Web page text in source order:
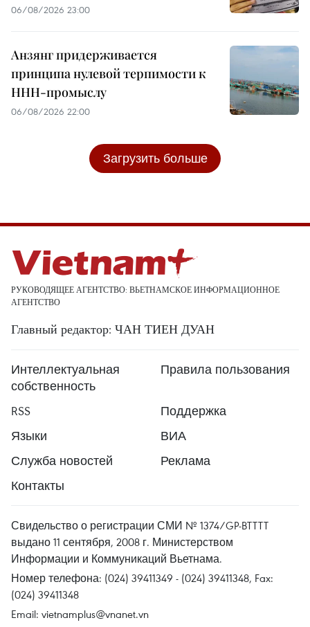
06/08/2026 23:00
Анзянг придерживается
принципа нулевой терпимости к
ННН-промыслу
06/08/2026 22:00
Загрузить больше
РУКОВОДЯЩЕЕ АГЕНТСТВО: ВЬЕТНАМСКОЕ ИНФОРМАЦИОННОЕ
АГЕНТСТВО
Главный редактор: ЧАН ТИЕН ДУАН
Интеллектуальная
собственность
Правила пользования
RSS
Поддержка
Языки
ВИА
Служба новостей
Реклама
Контакты
Свидельство о регистрации СМИ № 1374/GP-BTTTT
выдано 11 сентября, 2008 г. Министерством
Информации и Коммуникаций Вьетнама.
Номер телефона: (024) 39411349 - (024) 39411348, Fax:
(024) 39411348
Email: vietnamplus@vnanet.vn